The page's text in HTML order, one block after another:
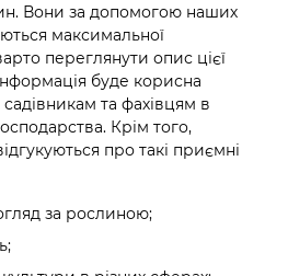
Вони за допомогою наших
максимальної
переглянути опис цієї
буде корисна
та фахівцям в
Крім того,
про такі приємні
за рослиною;